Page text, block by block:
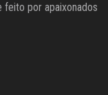
feito por apaixonados